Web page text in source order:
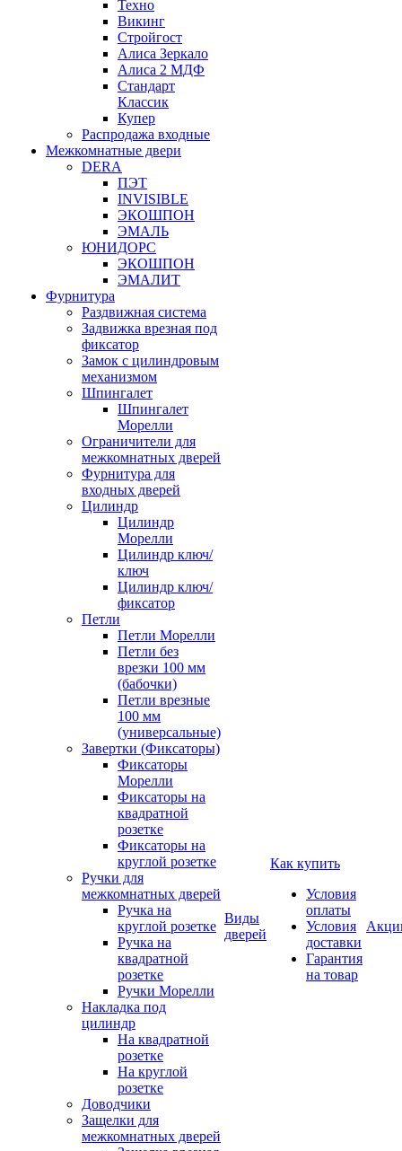
Техно
Викинг
Стройгост
Алиса Зеркало
Алиса 2 МДФ
Стандарт
Классик
Купер
Распродажа входные
Межкомнатные двери
DERA
ПЭТ
INVISIBLE
ЭКОШПОН
ЭМАЛЬ
ЮНИДОРС
ЭКОШПОН
ЭМАЛИТ
Фурнитура
Раздвижная система
Задвижка врезная под
фиксатор
Замок с цилиндровым
механизмом
Шпингалет
Шпингалет
Морелли
Ограничители для
межкомнатных дверей
Фурнитура для
входных дверей
Цилиндр
Цилиндр
Морелли
Цилиндр ключ/
ключ
Цилиндр ключ/
фиксатор
Петли
Петли Морелли
Петли без
врезки 100 мм
(бабочки)
Петли врезные
100 мм
(универсальные)
Завертки (Фиксаторы)
Фиксаторы
Морелли
Фиксаторы на
квадратной
розетке
Фиксаторы на
круглой розетке
Ручки для
межкомнатных дверей
Ручка на
круглой розетке
Ручка на
квадратной
розетке
Ручки Морелли
Накладка под
цилиндр
На квадратной
розетке
На круглой
розетке
Доводчики
Защелки для
межкомнатных дверей
Виды
дверей
Как купить
Условия
оплаты
Условия
доставки
Гарантия
на товар